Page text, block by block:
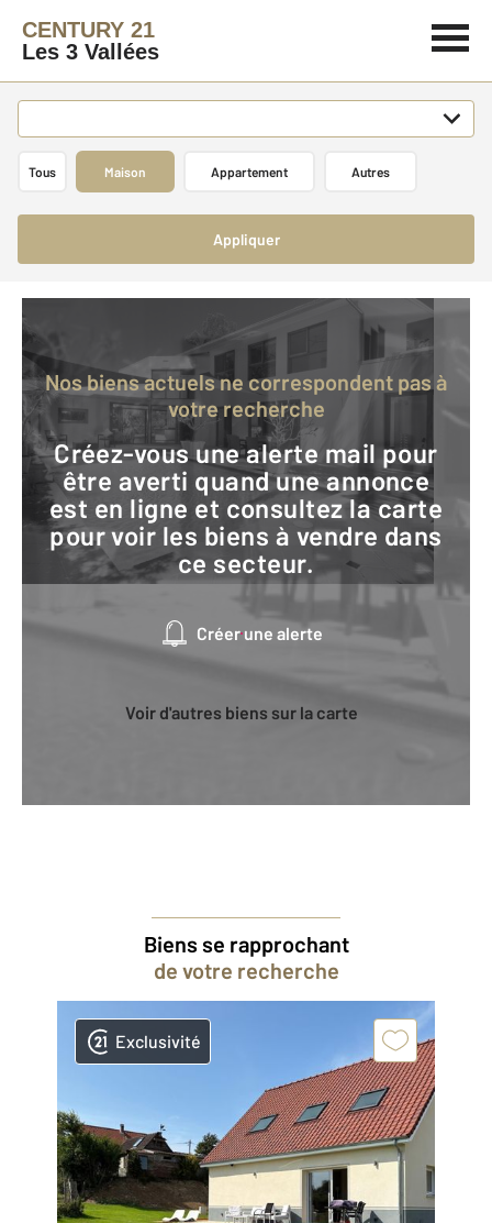
CENTURY 21
Les 3 Vallées
Tous Maison Appartement Autres
Appliquer
Nos biens actuels ne correspondent pas à
votre recherche
Créez-vous une alerte mail pour
être averti quand une annonce
est en ligne et consultez la carte
pour voir les biens à vendre dans
ce secteur.
Créer une alerte
Voir d'autres biens sur la carte
Biens se rapprochant
de votre recherche
Exclusivité